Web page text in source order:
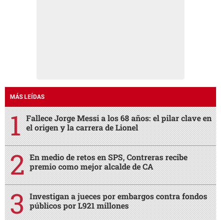
MÁS LEÍDAS
Fallece Jorge Messi a los 68 años: el pilar clave en
el origen y la carrera de Lionel
En medio de retos en SPS, Contreras recibe
premio como mejor alcalde de CA
Investigan a jueces por embargos contra fondos
públicos por L921 millones